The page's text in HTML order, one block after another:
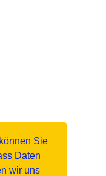
Sie
Daten
wir uns